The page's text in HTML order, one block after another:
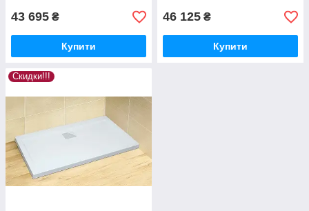
43 695 ₴
Купити
46 125 ₴
Купити
Скидки!!!